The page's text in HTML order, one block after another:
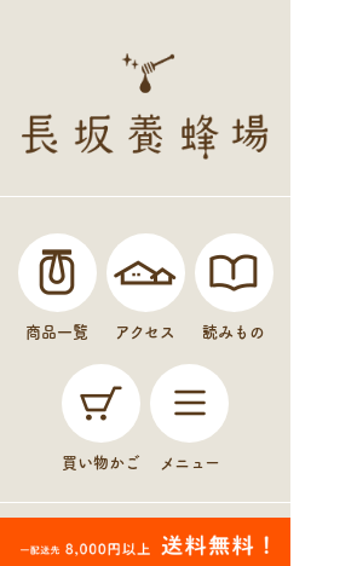
商品一覧 アクセス 読みもの
買い物かご メニュー